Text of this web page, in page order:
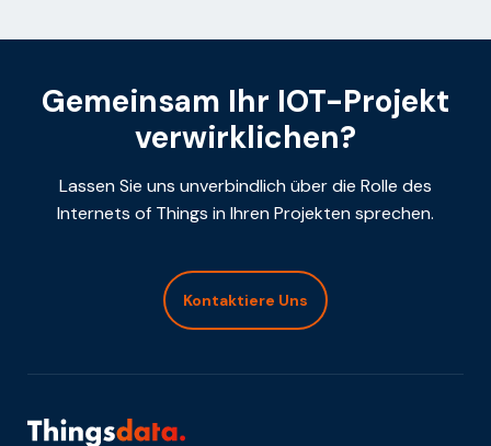
Gemeinsam Ihr IOT-Projekt
verwirklichen?
Lassen Sie uns unverbindlich über die Rolle des
Internets of Things in Ihren Projekten sprechen.
Kontaktiere Uns